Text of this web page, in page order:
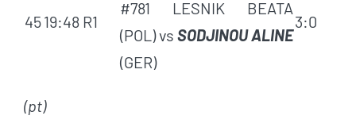
4519:48 R1
#781 LESNIK BEATA
(POL) vs SODJINOU ALINE
(GER)
3:0
(pt)